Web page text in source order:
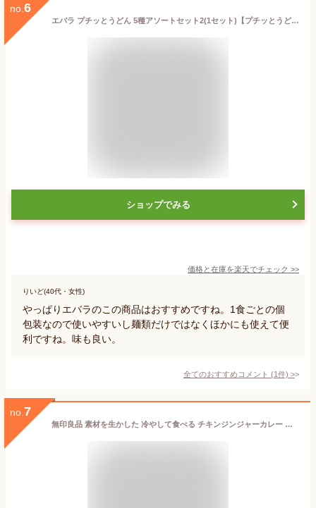
no. 6
エバラ プチッとうどん 5種アソートセット2(1セット)【プチッとうどん】[エバラ 調味料 うどん めんつゆ 麺つゆ プチっと]
ショップでみる
価格と在庫を楽天でチェック >>
りいど(40代・女性)
やっぱりエバラのこの商品はおすすめですね。1食ごとの個
包装なので使いやすいし麺類だけではなくほかにも使えて便
利ですね。味も良い。
全てのおすすめコメント (1件) >
no. 7
無印良品 素材を生かした 冷やして食べる チキンジンジャーカレー ・１８０ｇ（１人前） 12077213